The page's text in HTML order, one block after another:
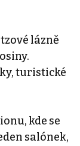
lázně
turistické
kde se
salónek,